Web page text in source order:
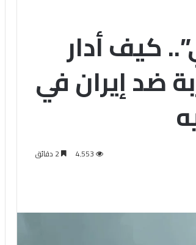
كيف أدار
900 ضربة ضد إيران في
4٬553